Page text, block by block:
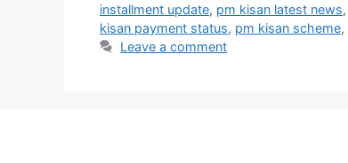
installment update, pm kisan latest news,
kisan payment status, pm kisan scheme,
Leave a comment